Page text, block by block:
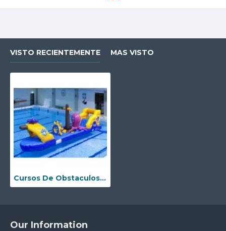
VISTO RECIENTEMENTE MAS VISTO
Cursos De Obstaculos De Agua Para Piscinas Hinchable Comerciales
Our Information